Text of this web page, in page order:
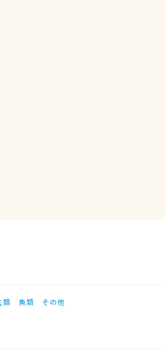
類 魚類 その他